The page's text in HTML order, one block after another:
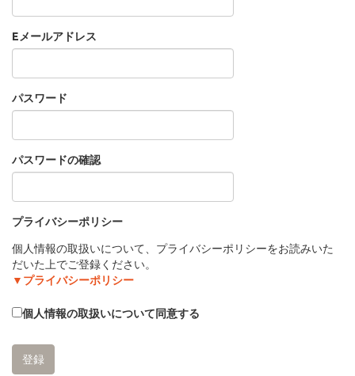
Eメールアドレス
パスワード
パスワードの確認
プライバシーポリシー
個人情報の取扱いについて、プライバシーポリシーをお読みいた
だいた上でご登録ください。
▼プライバシーポリシー
個人情報の取扱いについて同意する